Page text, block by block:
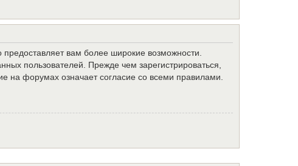
вам более широкие возможности.
пользователей. Прежде чем зарегистрироваться,
на форумах означает согласие со всеми правилами.